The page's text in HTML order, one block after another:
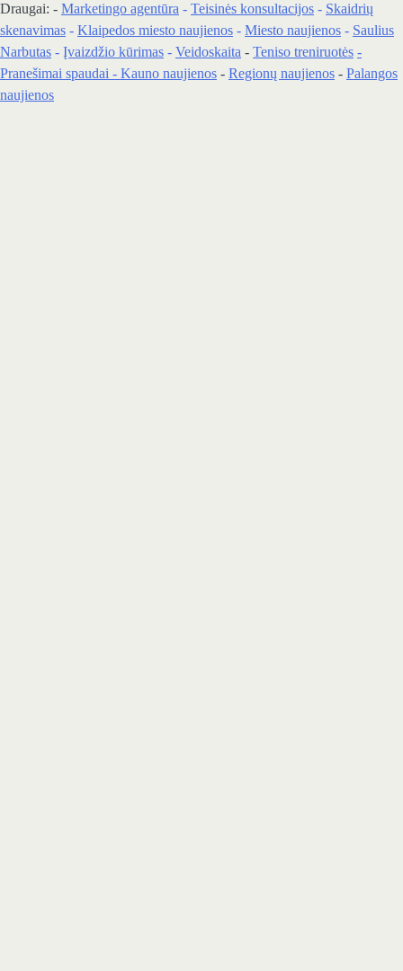
Draugai: - Marketingo agentūra - Teisinės konsultacijos - Skaidrių
skenavimas - Klaipedos miesto naujienos - Miesto naujienos - Saulius
Narbutas - Įvaizdžio kūrimas - Veidoskaita - Teniso treniruotės -
Pranešimai spaudai - Kauno naujienos - Regionų naujienos - Palangos
naujienos